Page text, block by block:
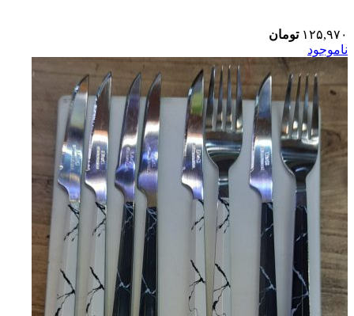
۱۲۵,۹۷۰ تومان
ناموجود